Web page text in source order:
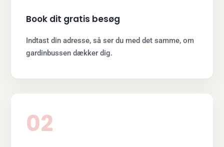
Book dit gratis besøg
Indtast din adresse, så ser du med det samme, om
gardinbussen dækker dig.
02